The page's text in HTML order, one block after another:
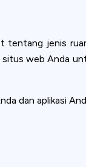
tentang jenis
web Anda
dan aplikasi